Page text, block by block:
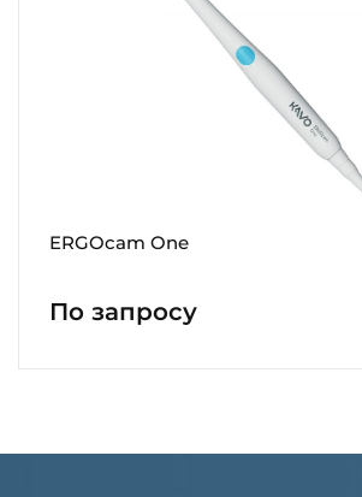
ERGOcam One
По запросу